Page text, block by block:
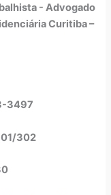
- Advogado
Curitiba –
3497
302